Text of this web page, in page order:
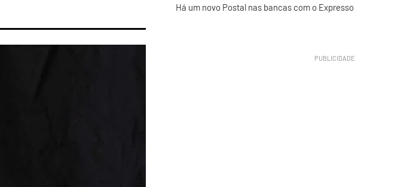
Há um novo Postal nas bancas com o Expresso